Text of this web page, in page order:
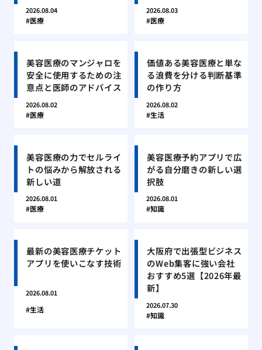
2026.08.04
医療
2026.08.03
医療
美容医療のマンジャロを
安全に使用するための注
意点と医師のアドバイス
2026.08.02
医療
価値ある美容医療と単な
る浪費を分ける判断基準
の作り方
2026.08.02
生活
美容医療の力でセルライ
トの悩みから解放される
新しい道
2026.08.01
医療
美容医療予約アプリで広
がる自分磨きの新しい選
択肢
2026.08.01
知識
最新の美容医療チケット
アプリを使いこなす技術
2026.08.01
生活
大阪府で出張型ビジネス
のWeb集客に強い会社
おすすめ5選【2026年最
新】
2026.07.30
知識